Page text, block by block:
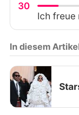
30
Ich freue
In diesem